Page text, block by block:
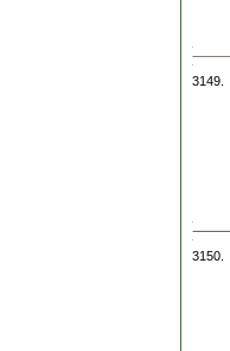
3149.
3150.